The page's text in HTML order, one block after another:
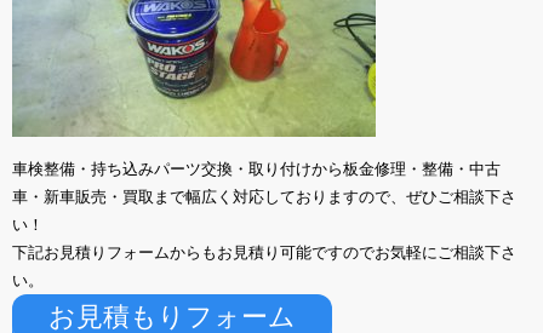
車検整備・持ち込みパーツ交換・取り付けから板金修理・整備・中古
車・新車販売・買取まで幅広く対応しておりますので、ぜひご相談下さ
い！
下記お見積りフォームからもお見積り可能ですのでお気軽にご相談下さ
い。
お見積もりフォーム